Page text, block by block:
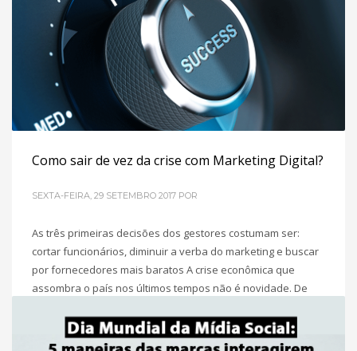
Como sair de vez da crise com Marketing Digital?
SEXTA-FEIRA, 29 SETEMBRO 2017 POR
As três primeiras decisões dos gestores costumam ser:
cortar funcionários, diminuir a verba do marketing e buscar
por fornecedores mais baratos A crise econômica que
assombra o país nos últimos tempos não é novidade. De
do Brasil (BCB), a perspectiva de crescimento da economia
nacional é